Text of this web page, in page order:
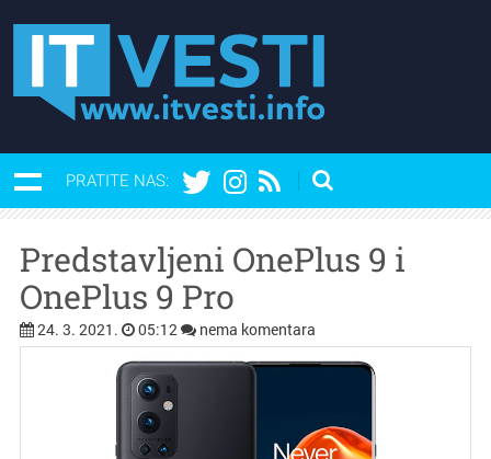
PRATITE NAS:
Predstavljeni OnePlus 9 i
OnePlus 9 Pro
24. 3. 2021. 05:12 nema komentara